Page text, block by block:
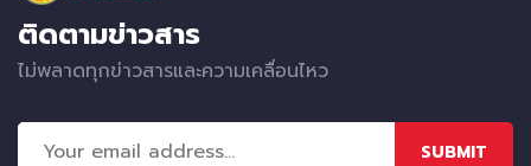
ติดตามข่าวสาร
ไม่พลาดทุกข่าวสารและความเคลื่อนไหว
SUBMIT